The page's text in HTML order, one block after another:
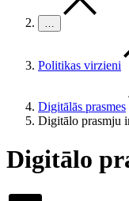
…
Politikas virzieni
Digitālās prasmes
Digitālo prasmju
Digitālo